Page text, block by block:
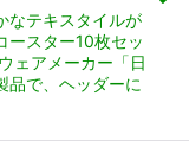
なテキスタイルが
ースター10枚セッ
ェアメーカー「日
品で、ヘッダーに